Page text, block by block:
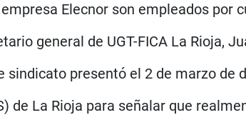
Elecnor son empleados por
general de UGT-FICA La Rioja,
sindicato presentó el 2 de marzo de
de La Rioja para señalar que